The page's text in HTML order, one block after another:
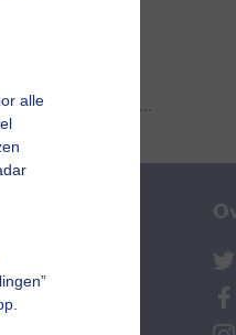
alle geduld aub...